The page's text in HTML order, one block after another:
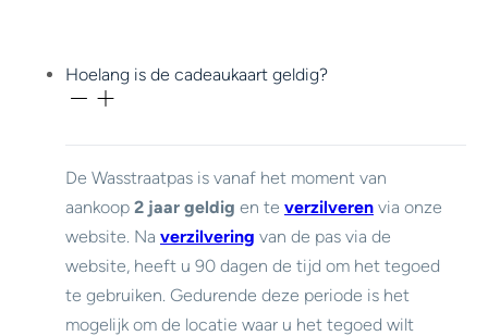
Hoelang is de cadeaukaart geldig?
De Wasstraatpas is vanaf het moment van
aankoop 2 jaar geldig en te verzilveren via onze
website. Na verzilvering van de pas via de
website, heeft u 90 dagen de tijd om het tegoed
te gebruiken. Gedurende deze periode is het
mogelijk om de locatie waar u het tegoed wilt